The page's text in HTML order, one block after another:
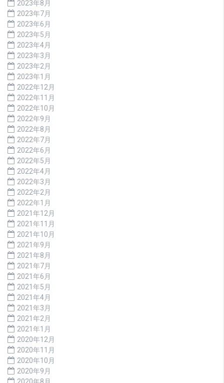
2023年8月
2023年7月
2023年6月
2023年5月
2023年4月
2023年3月
2023年2月
2023年1月
2022年12月
2022年11月
2022年10月
2022年9月
2022年8月
2022年7月
2022年6月
2022年5月
2022年4月
2022年3月
2022年2月
2022年1月
2021年12月
2021年11月
2021年10月
2021年9月
2021年8月
2021年7月
2021年6月
2021年5月
2021年4月
2021年3月
2021年2月
2021年1月
2020年12月
2020年11月
2020年10月
2020年9月